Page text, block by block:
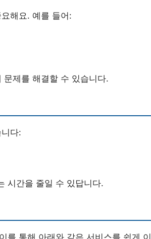
해요. 예를 들어:
제를 해결할 수 있습니다.
다:
시간을 줄일 수 있답니다.
를 통해 아래와 같은 서비스를 쉽게 이